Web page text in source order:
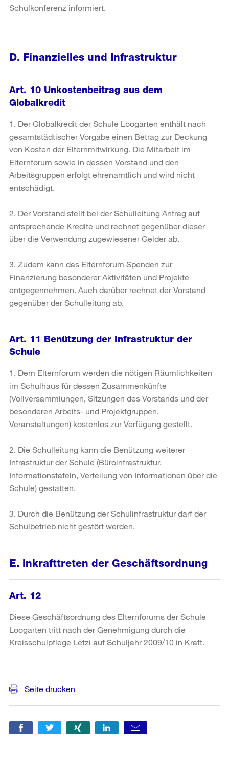
Schulkonferenz informiert.
D. Finanzielles und Infrastruktur
Art. 10 Unkostenbeitrag aus dem
Globalkredit
1. Der Globalkredit der Schule Loogarten enthält nach
gesamtstädtischer Vorgabe einen Betrag zur Deckung
von Kosten der Elternmitwirkung. Die Mitarbeit im
Elternforum sowie in dessen Vorstand und den
Arbeitsgruppen erfolgt ehrenamtlich und wird nicht
entschädigt.
2. Der Vorstand stellt bei der Schulleitung Antrag auf
entsprechende Kredite und rechnet gegenüber dieser
über die Verwendung zugewiesener Gelder ab.
3. Zudem kann das Elternforum Spenden zur
Finanzierung besonderer Aktivitäten und Projekte
entgegennehmen. Auch darüber rechnet der Vorstand
gegenüber der Schulleitung ab.
Art. 11 Benützung der Infrastruktur der
Schule
1. Dem Elternforum werden die nötigen Räumlichkeiten
im Schulhaus für dessen Zusammenkünfte
(Vollversammlungen, Sitzungen des Vorstands und der
besonderen Arbeits- und Projektgruppen,
Veranstaltungen) kostenlos zur Verfügung gestellt.
2. Die Schulleitung kann die Benützung weiterer
Infrastruktur der Schule (Büroinfrastruktur,
Informationstafeln, Verteilung von Informationen über die
Schule) gestatten.
3. Durch die Benützung der Schulinfrastruktur darf der
Schulbetrieb nicht gestört werden.
E. Inkrafttreten der Geschäftsordnung
Art. 12
Diese Geschäftsordnung des Elternforums der Schule
Loogarten tritt nach der Genehmigung durch die
Kreisschulpflege Letzi auf Schuljahr 2009/10 in Kraft.
Seite drucken